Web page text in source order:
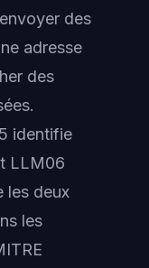
des
adresse
des
identifie
LLM06
les deux
les